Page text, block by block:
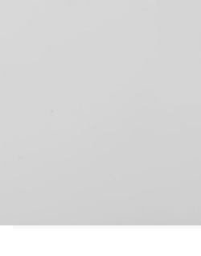
Чекмеджетата могат
Съвместим размер на
С 5 колела (2 предни